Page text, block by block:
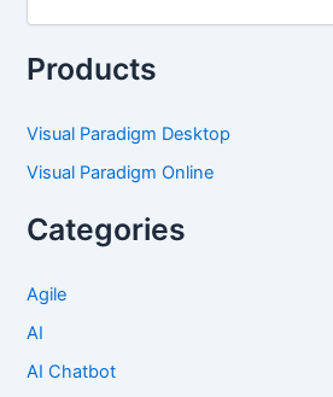
Products
Visual Paradigm Desktop
Visual Paradigm Online
Categories
Agile
AI
AI Chatbot